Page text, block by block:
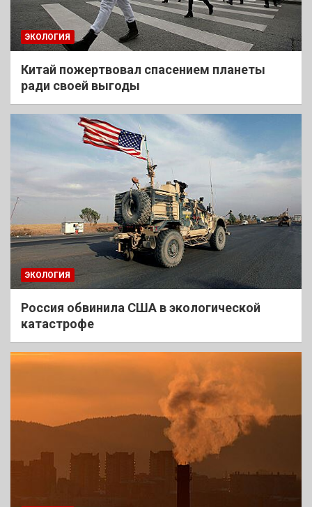
ЭКОЛОГИЯ
Китай пожертвовал спасением планеты
ради своей выгоды
ЭКОЛОГИЯ
Россия обвинила США в экологической
катастрофе